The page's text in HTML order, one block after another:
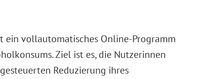
ein vollautomatisches Online-Programm
Ziel ist es, die Nutzerinnen
Reduzierung ihres